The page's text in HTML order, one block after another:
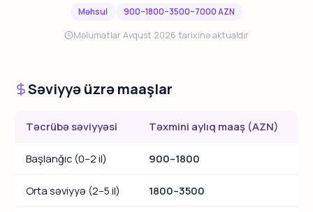
Məhsul
900–1800–3500–7000 AZN
Məlumatlar Avqust 2026 tarixinə aktualdır
Səviyyə üzrə maaşlar
Təcrübə səviyyəsi Təxmini aylıq maaş (AZN)
Başlanğıc (0–2 il) 900–1800
Orta səviyyə (2–5 il) 1800–3500